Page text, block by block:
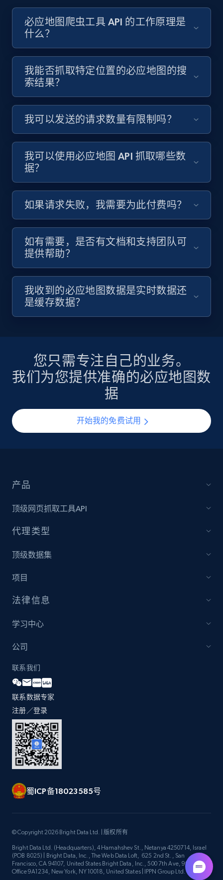
必应地图爬虫工具 API 的工作原理是
什么？
我能否抓取特定位置的必应地图的搜
索结果？
我可以发送的请求数量有限制吗？
我可以使用必应地图 API 抓取哪些数
据？
如果请求失败，我需要为此付费吗？
如有需要，是否有文档和支持团队可
提供帮助？
我收到的必应地图数据是实时数据还
是缓存数据？
您只需专注自己的业务。
我们为您提供准确的必应地图数
据
开始我的免费试用
产品
顶级网页抓取工具API
代理类型
顶级数据集
项目
法律信息
学习中心
公司
联系我们
联系数据专家
注册／登录
蜀ICP备18023585号
© Copyright 2026 Bright Data Ltd. | 版权所有
Bright Data Ltd. (Headquarters), 4 Hamahshev St., Netanya 4250714, Israel
(POB 8025) | Bright Data, Inc., The Web Data Loft, 625 2nd St., San
Francisco, CA 94107, United States Bright Data, Inc., 500 7th Ave, 9th Floor
Office 9A1234, New York, NY 10018, United States | IPPN Group Ltd.